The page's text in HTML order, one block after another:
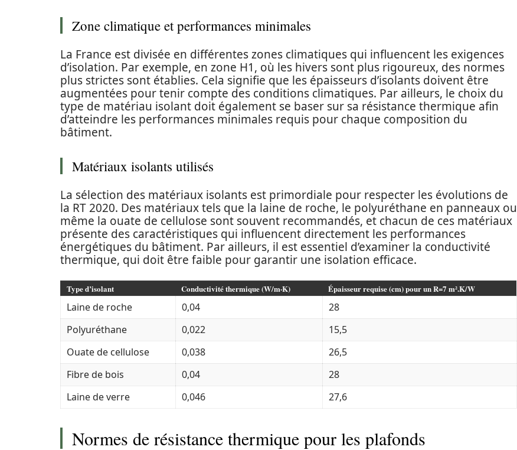
Zone climatique et performances minimales
La France est divisée en différentes zones climatiques qui influencent les exigences
d’isolation. Par exemple, en zone H1, où les hivers sont plus rigoureux, des normes
plus strictes sont établies. Cela signifie que les épaisseurs d’isolants doivent être
augmentées pour tenir compte des conditions climatiques. Par ailleurs, le choix du
type de matériau isolant doit également se baser sur sa résistance thermique afin
d’atteindre les performances minimales requis pour chaque composition du
bâtiment.
Matériaux isolants utilisés
La sélection des matériaux isolants est primordiale pour respecter les évolutions de
la RT 2020. Des matériaux tels que la laine de roche, le polyuréthane en panneaux ou
même la ouate de cellulose sont souvent recommandés, et chacun de ces matériaux
présente des caractéristiques qui influencent directement les performances
énergétiques du bâtiment. Par ailleurs, il est essentiel d’examiner la conductivité
thermique, qui doit être faible pour garantir une isolation efficace.
Type d’isolant Conductivité thermique (W/m·K) Épaisseur requise (cm) pour un R=7 m².K/W
Laine de roche 0,04
28
Polyuréthane
0,022
15,5
Ouate de cellulose
0,038
26,5
Fibre de bois
0,04
28
Laine de verre
0,046 27,6
Normes de résistance thermique pour les plafonds